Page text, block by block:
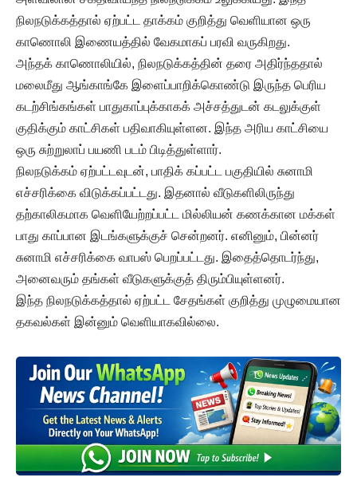
நிலநடுக்கத்தால் ஏற்பட்ட தாக்கம் குறித்து வெளியான ஒரு
காணொலி இணையத்தில் வேகமாகப் பரவி வருகிறது.
அந்தக் காணொலியில், நிலநடுக்கத்தின் தரை அதிர்ந்ததால்
மலைமீது ஆங்காங்கே இளைப்பாறிக்கொண்டு இருந்த பெரிய
கடற்சிங்கங்கள் பாதுகாப்புக்காகக் அச்சத்துடன் கடலுக்குள்
குதிக்கும் காட்சிகள் பதிவாகியுள்ளன. இந்த அரிய காட்சியை
ஒரு சுற்றுலாப் பயணி படம் பிடித்துள்ளார்.
நிலநடுக்கம் ஏற்பட்டவுடன், பாதிக் கப்பட்ட பகுதியில் சுனாமி
எச்சரிக்கை விடுக்கப்பட்டது. இதனால் வீடுகளிலிருந்து
தற்காலிகமாக வெளியேற்றப்பட்ட மில்லியன் கணக்கான மக்கள்
பாது காப்பான இடங்களுக்குச் சென்றனர். எனினும், பின்னர்
சுனாமி எச்சரிக்கை வாபஸ் பெறப்பட்டது. இதைத்தொடர்ந்து,
அனைவரும் தங்கள் வீடுகளுக்குத் திரும்பியுள்ளனர்.
இந்த நிலநடுக்கத்தால் ஏற்பட்ட சேதங்கள் குறித்து முழுமையான
தகவல்கள் இன்னும் வெளியாகவில்லை.